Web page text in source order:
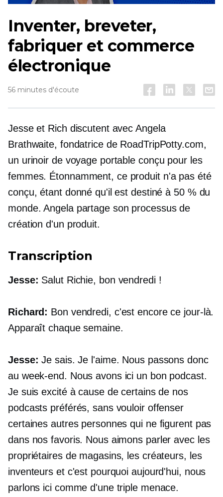
Inventer, breveter,
fabriquer et commerce
électronique
56 minutes d'écoute
Jesse et Rich discutent avec Angela
Brathwaite, fondatrice de RoadTripPotty.com,
un urinoir de voyage portable conçu pour les
femmes. Étonnamment, ce produit n'a pas été
conçu, étant donné qu'il est destiné à 50 % du
monde. Angela partage son processus de
création d'un produit.
Transcription
Jesse: Salut Richie, bon vendredi !
Richard: Bon vendredi, c'est encore ce jour-là.
Apparaît chaque semaine.
Jesse: Je sais. Je l'aime. Nous passons donc
au week-end. Nous avons ici un bon podcast.
Je suis excité à cause de certains de nos
podcasts préférés, sans vouloir offenser
certaines autres personnes qui ne figurent pas
dans nos favoris. Nous aimons parler avec les
propriétaires de magasins, les créateurs, les
inventeurs et c'est pourquoi aujourd'hui, nous
parlons ici comme d'une triple menace.